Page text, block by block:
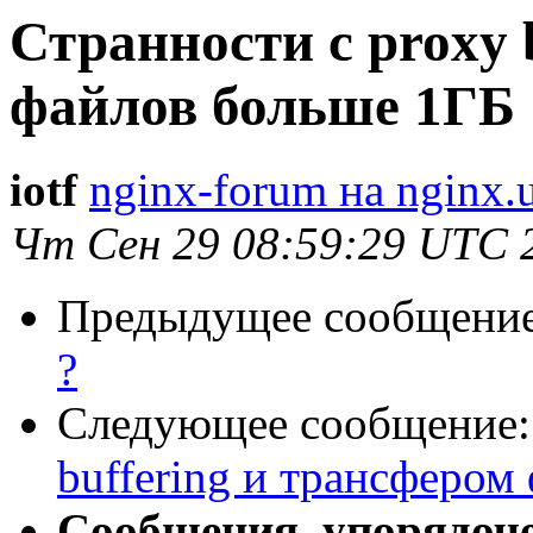
Странности с
файлов больше 1ГБ
iotf nginx-forum на
Чт Сен 29 08:59:29 UTC
Предыдущее
?
Следующее
buffering и